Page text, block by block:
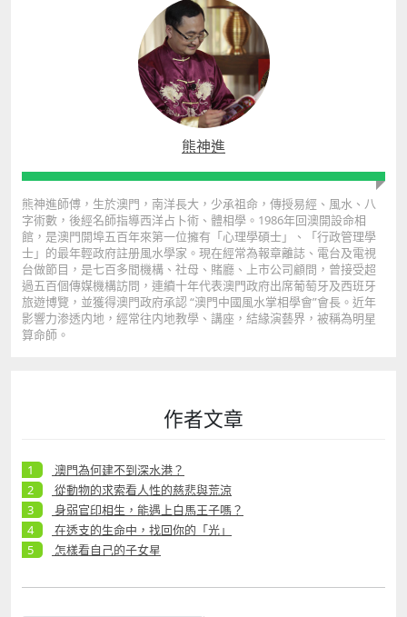
熊神進
熊神進師傅，生於澳門，南洋長大，少承祖命，傳授易經、風水、八
字術數，後經名師指導西洋占卜術、體相學。1986年回澳開設命相
館，是澳門開埠五百年來第一位擁有「心理學碩士」、「行政管理學
士」的最年輕政府註册風水學家。現在經常為報章離誌、電台及電視
台做節目，是七百多間機構、社母、賭廳、上市公司顧問，曾接受超
過五百個傳媒機構訪問，連續十年代表澳門政府出席葡萄牙及西班牙
旅遊博覽，並獲得澳門政府承認 “澳門中國風水掌相學會”會長。近年
影響力渗透内地，經常往内地教學、講座，結緣演藝界，被稱為明星
算命師。
作者文章
澳門為何建不到深水港？
從動物的求索看人性的慈悲與荒涼
身弱官印相生，能遇上白馬王子嗎？
在透支的生命中，找回你的「光」
怎樣看自己的子女星